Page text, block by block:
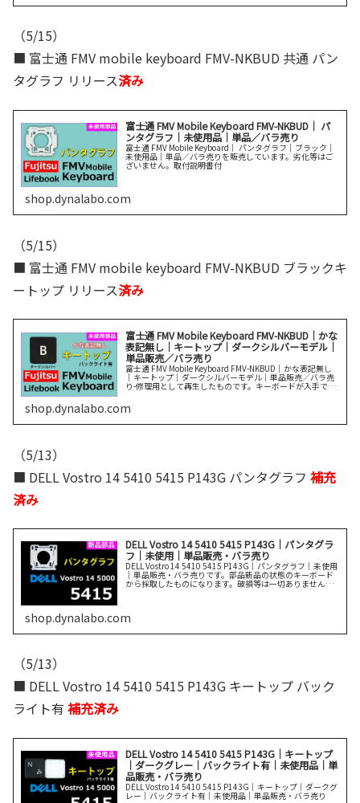
（5/15）
■ 富士通 FMV mobile keyboard FMV-NKBUD 共通 パン
タグラフ リリース済み
富士通 FMV Mobile Keyboard FMV-NKBUD｜ パ
ンタグラフ｜未使用品｜単品／バラ売り
富士通 FMV Mobile Keyboard｜ パンタグラフ｜ブラック｜
未使用品｜単品／バラ売りを販売しています。劣化等はご
ざいません。取付説明書付
shop.dynalabo.com
（5/15）
■ 富士通 FMV mobile keyboard FMV-NKBUD ブラックキ
ートップ リリース済み
富士通 FMV Mobile Keyboard FMV-NKBUD｜かな
表記無し｜キートップ｜ダークシルバーモデル｜
単品販売／バラ売り
富士通 FMV Mobile Keyboard FMV-NKBUD｜かな表記無し
｜キートップ｜ダークシルバーモデル｜単品販売／バラ売
り-修理用として再生したものです。キーボードが入手でき
ない、交換が苦手の方はパンタグラフ修理を実施くださ
shop.dynalabo.com
（5/13）
■ DELL Vostro 14 5410 5415 P143G パンタグラフ 補充
済み
DELL Vostro 14 5410 5415 P143G｜パンタグラ
フ｜未使用｜単品販売・バラ売り
DELL Vostro 14 5410 5415 P143G｜パンタグラフ｜未使用
｜単品販売・バラ売りです。部品新品の状態のキーボード
から採取したものになります。破損等は一切ありません。
shop.dynalabo.com
（5/13）
■ DELL Vostro 14 5410 5415 P143G キートップ バック
ライト有 補充済み
DELL Vostro 14 5410 5415 P143G｜キートップ
｜ダークグレー｜バックライト有｜未使用品｜単
品販売・バラ売り
DELL Vostro 14 5410 5415 P143G｜キートップ｜ダークグ
レー｜バックライト有｜未使用品｜単品販売・バラ売り